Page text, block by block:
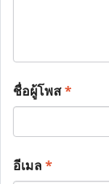
ชื่อผู้โพส*
อีเมล*